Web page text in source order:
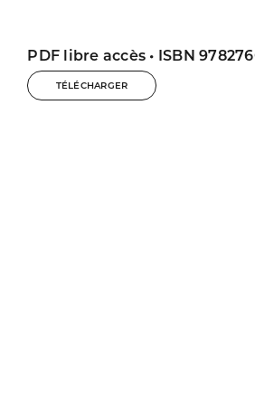
PDF libre accès • ISBN
TÉLÉCHARGER